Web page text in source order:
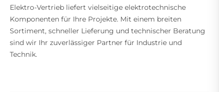
Elektro-Vertrieb liefert vielseitige elektrotechnische
Komponenten für Ihre Projekte. Mit einem breiten
Sortiment, schneller Lieferung und technischer Beratung
sind wir Ihr zuverlässiger Partner für Industrie und
Technik.